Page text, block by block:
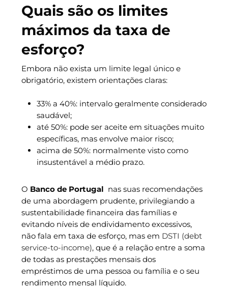
Quais são os limites
máximos da taxa de
esforço?
Embora não exista um limite legal único e
obrigatório, existem orientações claras:
33% a 40%: intervalo geralmente considerado
saudável;
até 50%: pode ser aceite em situações muito
específicas, mas envolve maior risco;
acima de 50%: normalmente visto como
insustentável a médio prazo.
O Banco de Portugal nas suas recomendações
de uma abordagem prudente, privilegiando a
sustentabilidade financeira das famílias e
evitando níveis de endividamento excessivos,
não fala em taxa de esforço, mas em DSTI (debt
service-to-income), que é a relação entre a soma
de todas as prestações mensais dos
empréstimos de uma pessoa ou família e o seu
rendimento mensal líquido.